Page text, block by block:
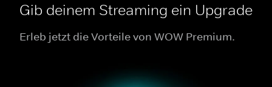
Gib deinem Streaming ein Upgrade
Erleb jetzt die Vorteile von WOW Premium.